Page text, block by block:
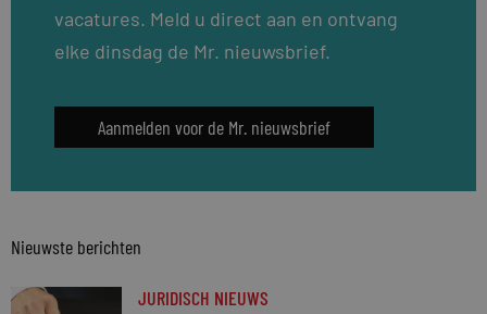
vacatures. Meld u direct aan en ontvang
elke dinsdag de Mr. nieuwsbrief.
Aanmelden voor de Mr. nieuwsbrief
Nieuwste berichten
JURIDISCH NIEUWS